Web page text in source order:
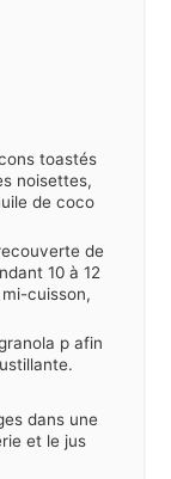
toastés
noisettes,
de coco
de
10 à 12
cuisson,
p afin
dans une
et le jus